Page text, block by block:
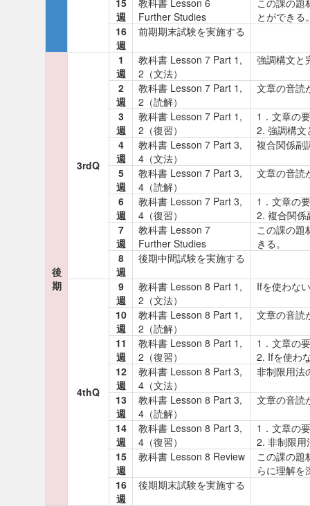
15
週
教科書 Lesson 6
Further Studies
この課の題
とができる
16
週
前期期末試験を実施する
後
期
3rdQ
1
週
教科書 Lesson 7 Part 1,
2（文法）
強調構文と
2
週
教科書 Lesson 7 Part 1,
2（読解）
文章の音
3
週
教科書 Lesson 7 Part 1,
2（復習）
1．文章
2. 強調構文
4
週
教科書 Lesson 7 Part 3,
4（文法）
複合関係副
5
週
教科書 Lesson 7 Part 3,
4（読解）
文章の音
6
週
教科書 Lesson 7 Part 3,
4（復習）
1．文章
2. 複合関係
7
週
教科書 Lesson 7
Further Studies
この課の題
きる。
8
週
後期中間試験を実施する
4thQ
9
週
教科書 Lesson 8 Part 1,
2（文法）
Ifを使わな
10
週
教科書 Lesson 8 Part 1,
2（読解）
文章の音
11
週
教科書 Lesson 8 Part 1,
2（復習）
1．文章
2. Ifを使わ
12
週
教科書 Lesson 8 Part 3,
4（文法）
非制限用法
13
週
教科書 Lesson 8 Part 3,
4（読解）
文章の音
14
週
教科書 Lesson 8 Part 3,
4（復習）
1．文章
2. 非制限用
15
週
教科書 Lesson 8 Review
この課の題
らに理解を
16
週
後期期末試験を実施する